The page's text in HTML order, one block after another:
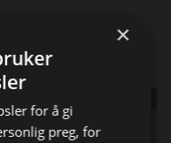
×
for å gi
preg, for